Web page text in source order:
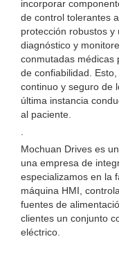
incorporar
de control tolerantes
protección robustos y
diagnóstico y
conmutadas médicas
de confiabilidad.
continuo y seguro de
última instancia
al paciente.
Mochuan Drives es
una empresa de
especializamos en la
máquina HMI,
fuentes de
clientes un conjunto
eléctrico.